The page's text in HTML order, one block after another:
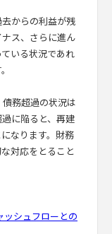
からの利益が残
ス、さらに進ん
いる状況であれ
務超過の状況は
に陥ると、再建
なります。財務
対応をとること
ッシュフローとの